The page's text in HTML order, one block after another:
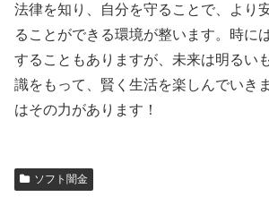
法律を知り、自分を守ることで、より
ることができる環境が整います。時に
することもありますが、未来は明るい
識をもって、賢く生活を楽しんでいき
はその力があります！
ソフト闇金